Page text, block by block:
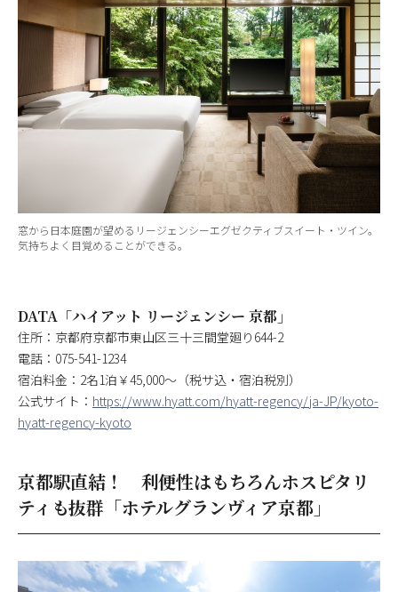
窓から日本庭園が望めるリージェンシーエグゼクティブスイート・ツイン。
気持ちよく目覚めることができる。
DATA「ハイアット リージェンシー 京都」
住所：京都府京都市東山区三十三間堂廻り644-2
電話：075-541-1234
宿泊料金：2名1泊￥45,000～（税サ込・宿泊税別）
公式サイト： https://www.hyatt.com/hyatt-regency/ja-JP/kyoto-
hyatt-regency-kyoto
京都駅直結！ 利便性はもちろんホスピタリ
ティも抜群「ホテルグランヴィア京都」